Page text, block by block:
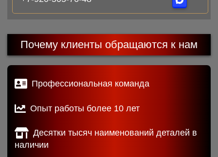
Почему клиенты обращаются к нам
Профессиональная команда
Опыт работы более 10 лет
Десятки тысяч наименований деталей в
наличии